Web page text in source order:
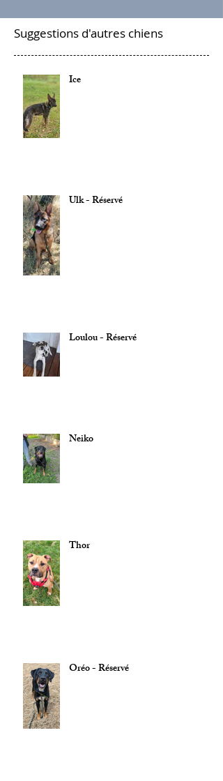
Suggestions d'autres chiens
Ice
Ulk - Réservé
Loulou - Réservé
Neiko
Thor
Oréo - Réservé